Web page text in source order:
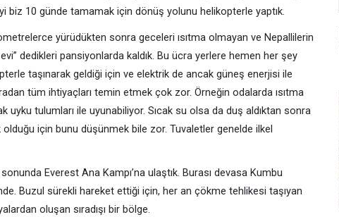
biz 10 günde tamamak için dönüş yolunu helikopterle yaptık.
yürüdükten sonra geceleri ısıtma olmayan ve Nepallilerin
dedikleri pansiyonlarda kaldık. Bu ücra yerlere hemen her şey
taşınarak geldiği için ve elektrik de ancak güneş enerjisi ile
tüm ihtiyaçları temin etmek çok zor. Örneğin odalarda ısıtma
uyku tulumları ile uyunabiliyor. Sıcak su olsa da duş aldıktan sonra
için bunu düşünmek bile zor. Tuvaletler genelde ilkel
Everest Ana Kampı’na ulaştık. Burası devasa Kumbu
Buzul sürekli hareket ettiği için, her an çökme tehlikesi taşıyan
oluşan sıradışı bir bölge.